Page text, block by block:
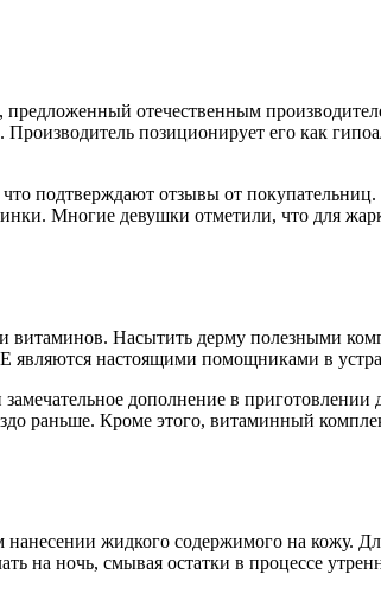
отечественным
Производитель позиционирует его как
подтверждают отзывы от
Многие девушки отметили, что для
Насытить дерму полезными
являются настоящими помощниками в
дополнение в приготовлении
раньше. Кроме этого, витаминный
жидкого содержимого на кожу.
на ночь, смывая остатки в процессе